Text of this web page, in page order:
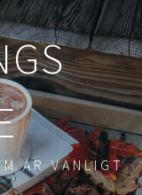
ÄR VANLIGT